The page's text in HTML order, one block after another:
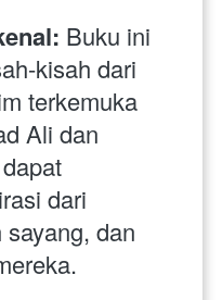
Buku ini
kisah dari
terkemuka
Ali dan
dari
dan